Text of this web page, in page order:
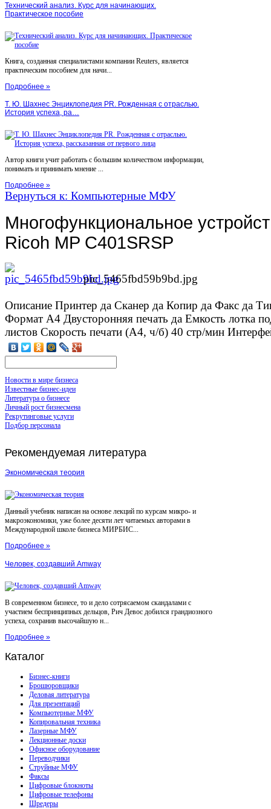
Технический анализ. Курс для начинающих.
Практическое пособие
Книга, созданная специалистами компании Reuters, является
практическим пособием для начи...
Подробнее »
Т. Ю. Шахнес Энциклопедия PR. Рожденная с отраслью.
История успеха, ра…
Автор книги учит работать с большим количеством информации,
понимать и принимать мнение ...
Подробнее »
Вернуться к: Компьютерные МФУ
Многофункциональное
Ricoh MP C401SRSP
pic_5465fbd59b9bd.jpg
Описание Принтер да Сканер да Копир да Факс да
Формат А4 Двусторонняя печать да Емкость лотка
листов Скорость печати (А4, ч/б) 40 стр/мин
Новости в мире бизнеса
Известные бизнес-идеи
Литература о бизнесе
Личный рост бизнесмена
Рекрутинговые услуги
Подбор персонала
Рекомендуемая литература
Экономическая теория
Данный учебник написан на основе лекций по курсам микро- и
макроэкономики, уже более десяти лет читаемых авторами в
Международной школе бизнеса МИРБИС...
Подробнее »
Человек, создавший Amway
В современном бизнесе, то и дело сотрясаемом скандалами с
участием беспринципных дельцов, Рич Девос добился грандиозного
успеха, сохранив высочайшую н...
Подробнее »
Каталог
Бизнес-книги
Брошюровщики
Деловая литература
Для презентаций
Компьютерные МФУ
Копировальная техника
Лазерные МФУ
Лекционные доски
Офисное оборудование
Переводчики
Струйные МФУ
Факсы
Цифровые блокноты
Цифровые телефоны
Шредеры